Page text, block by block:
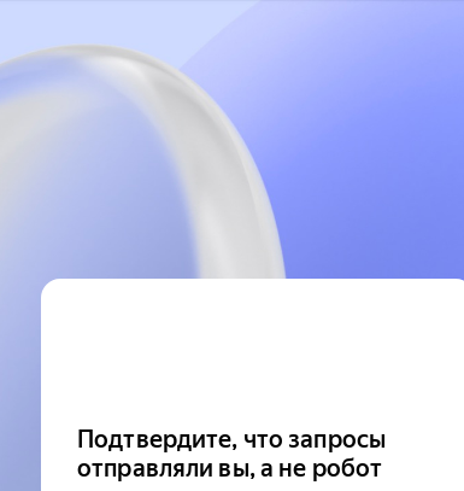
Подтвердите, что запросы
отправляли вы, а не робот